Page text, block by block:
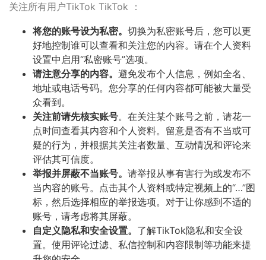
关注所有用户TikTok TikTok ：
将您的账号设为私密。 切换为私密账号后，您可以更
好地控制谁可以查看和关注您的内容。请在个人资料
设置中启用“私密账号”选项。
请注意分享的内容。 避免发布个人信息，例如全名、
地址或电话号码。您分享的任何内容都可能被大量受
众看到。
关注前请先核实账号。在关注某个账号之前，请花一
点时间查看其内容和个人资料。留意是否有不当或可
疑的行为，并根据其关注者数量、互动情况和评论来
评估其可信度。
举报并屏蔽不当账号。 请举报从事有害行为或发布不
当内容的账号。点击其个人资料或特定视频上的“…”图
标，然后选择相应的举报选项。对于让你感到不适的
账号，请考虑将其屏蔽。
自定义隐私和安全设置。 了解TikTok隐私和安全设
置。使用评论过滤、私信控制和内容限制等功能来提